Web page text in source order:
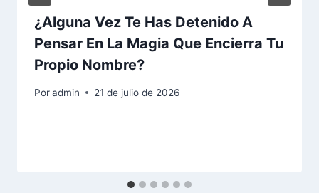
¿Alguna Vez Te Has Detenido A
Pensar En La Magia Que Encierra Tu
Propio Nombre?
Poradmin 21 de julio de 2026